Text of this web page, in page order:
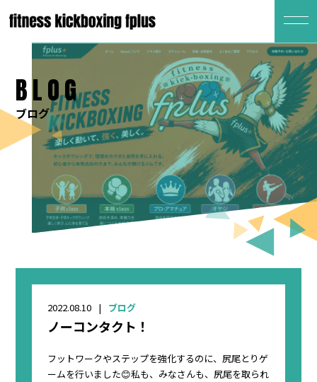
BLOG
ブログ
2022.08.10 ブログ
ノーコンタクト！
フットワークやステップを強化するのに、尻尾とりゲ
ームを行いました😊私も、みなさんも、尻尾を取られ